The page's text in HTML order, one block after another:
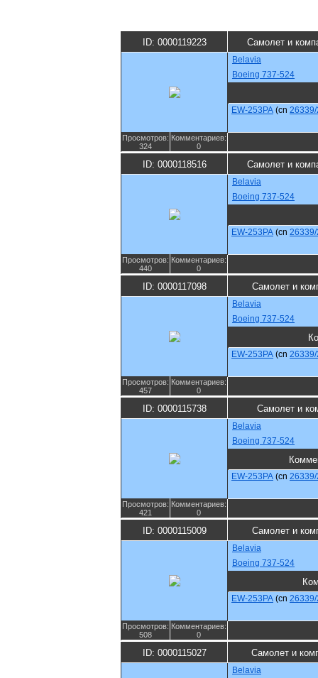
ID: 0000119223 Самолет и
Belavia
Boeing 737-524
EW-253PA (cn
Просмотров:
324
Комментариев:
0
ID: 0000118516 Самолет и
Belavia
Boeing 737-524
EW-253PA (cn
Просмотров:
440
Комментариев:
0
ID: 0000117098 Самолет и
Belavia
Boeing 737-524
EW-253PA (cn
Просмотров:
457
Комментариев:
0
ID: 0000115738 Самолет и
Belavia
Boeing 737-524
EW-253PA (cn
Просмотров:
421
Комментариев:
0
ID: 0000115009 Самолет и
Belavia
Boeing 737-524
EW-253PA (cn
Просмотров:
508
Комментариев:
0
ID: 0000115027 Самолет и
Belavia